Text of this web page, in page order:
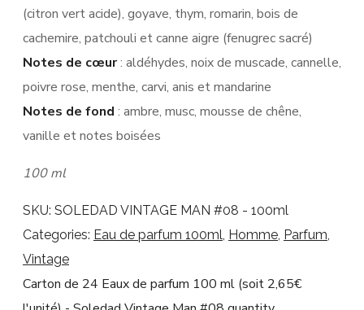
(citron vert acide), goyave, thym, romarin, bois de
cachemire, patchouli et canne aigre (fenugrec sacré)
Notes de cœur: aldéhydes, noix de muscade, cannelle,
poivre rose, menthe, carvi, anis et mandarine
Notes de fond : ambre, musc, mousse de chêne,
vanille et notes boisées
100 ml
SKU: SOLEDAD VINTAGE MAN #08 - 100ml
Categories: Eau de parfum 100ml, Homme, Parfum,
Vintage
Carton de 24 Eaux de parfum 100 ml (soit 2,65€